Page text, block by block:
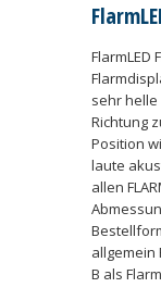
FlarmLED
sehr helle
Richtung
Position
laute
allen
allgemein
B als